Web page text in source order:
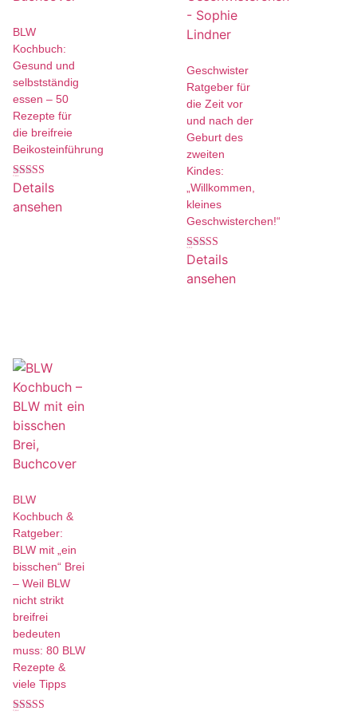
BLW
Kochbuch:
Gesund und
selbstständig
essen – 50
Rezepte für
die breifreie
Beikosteinführung
Bewertet mit
5.00
von 5
Details
ansehen
Geschwister
Ratgeber für
die Zeit vor
und nach der
Geburt des
zweiten
Kindes:
„Willkommen,
kleines
Geschwisterchen!“
Bewertet mit
5.00
von 5
Details
ansehen
BLW
Kochbuch &
Ratgeber:
BLW mit „ein
bisschen“ Brei
– Weil BLW
nicht strikt
breifrei
bedeuten
muss: 80 BLW
Rezepte &
viele Tipps